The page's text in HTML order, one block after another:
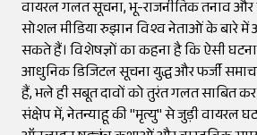
वायरल गलत सूचना, भू-राजनीतिक तनाव और
सोशल मीडिया रुझान विश्व नेताओं के बारे में
सकते हैं। विशेषज्ञों का कहना है कि ऐसी
आधुनिक डिजिटल सूचना युद्ध और फर्जी
हैं, भले ही सबूत दावों को तुरंत गलत साबित कर
संक्षेप में, नेतन्याहू की "मृत्यु" से जुड़ी वायरल